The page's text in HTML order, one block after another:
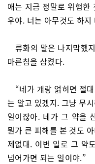
애는 지금 정말로 위험한
우야. 너는 아무것도 하지
류화의 말은 나지막했
마른침을 삼켰다.
“네가 걔랑 얽히면 절
는 알고 있겠지. 그냥 무
일이잖아. 네가 그 약을
뭔가 큰 피해를 본 것도
제없대. 이번 일로 그 약
넘어가면 되는 일이야.”